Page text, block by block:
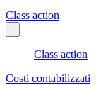
Class action
Class action
Costi contabilizzati